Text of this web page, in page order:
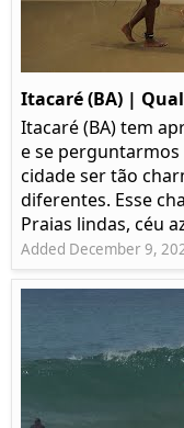
Itacaré (BA) | Qual
Itacaré (BA) tem
e se perguntarmos
cidade ser tão
diferentes. Esse
Praias lindas, céu
Added December 9,